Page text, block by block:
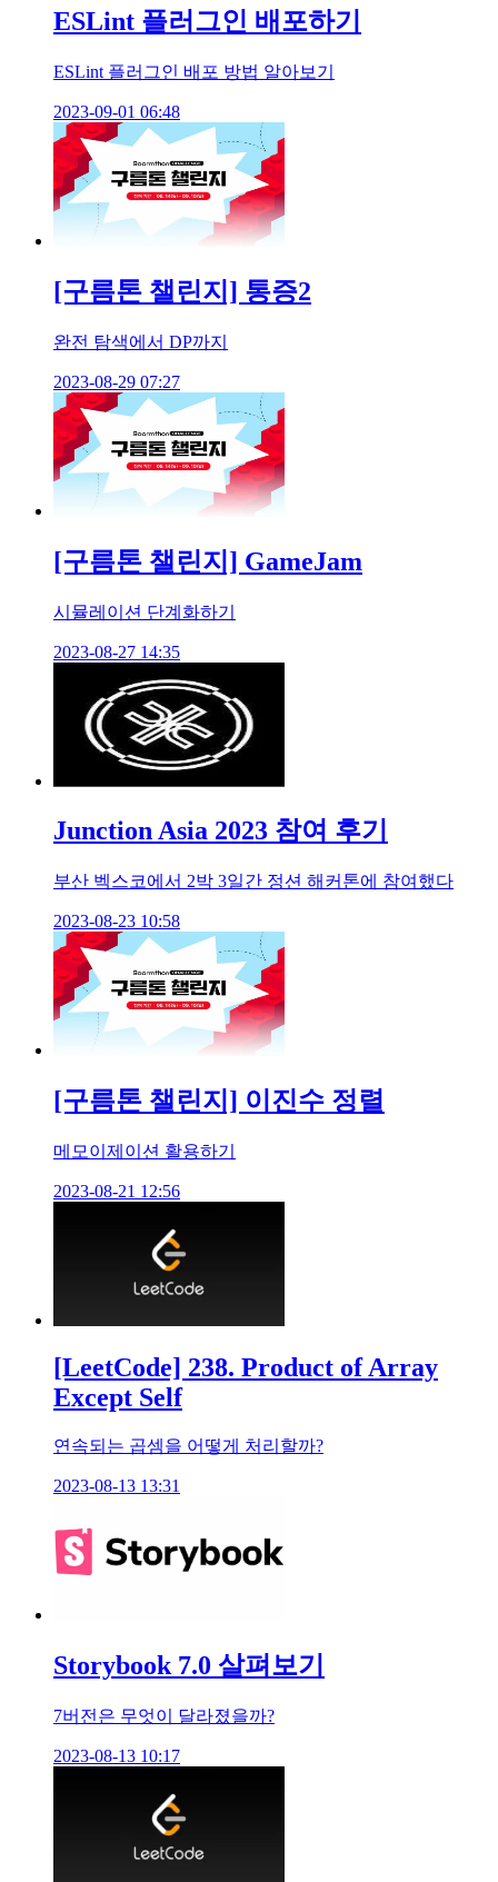
ESLint 플러그인 배포하기
ESLint 플러그인 배포 방법 알아보기
2023-09-01 06:48
[구름톤 챌린지] 통증2
완전 탐색에서 DP까지
2023-08-29 07:27
[구름톤 챌린지] GameJam
시뮬레이션 단계화하기
2023-08-27 14:35
Junction Asia 2023 참여 후기
부산 벡스코에서 2박 3일간 정션 해커톤에 참여했다
2023-08-23 10:58
[구름톤 챌린지] 이진수 정렬
메모이제이션 활용하기
2023-08-21 12:56
[LeetCode] 238. Product of Array
Except Self
연속되는 곱셈을 어떻게 처리할까?
2023-08-13 13:31
Storybook 7.0 살펴보기
7버전은 무엇이 달라졌을까?
2023-08-13 10:17